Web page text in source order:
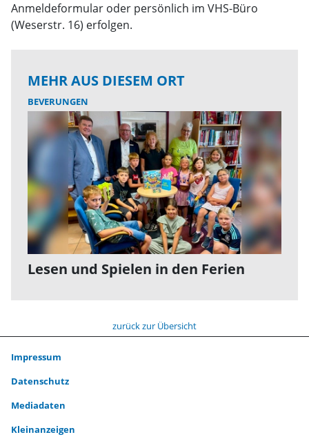
Anmeldeformular oder persönlich im VHS-Büro
(Weserstr. 16) erfolgen.
MEHR AUS DIESEM ORT
BEVERUNGEN
Lesen und Spielen in den Ferien
zurück zur Übersicht
Impressum
Datenschutz
Mediadaten
Kleinanzeigen